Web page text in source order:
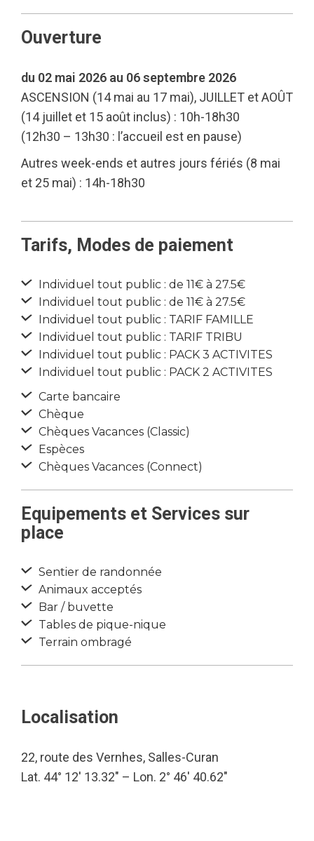
Ouverture
du 02 mai 2026 au 06 septembre 2026
ASCENSION (14 mai au 17 mai), JUILLET et AOÛT
(14 juillet et 15 août inclus) : 10h-18h30
(12h30 – 13h30 : l’accueil est en pause)
Autres week-ends et autres jours fériés (8 mai
et 25 mai) : 14h-18h30
Tarifs, Modes de paiement
Individuel tout public : de 11€ à 27.5€
Individuel tout public : de 11€ à 27.5€
Individuel tout public : TARIF FAMILLE
Individuel tout public : TARIF TRIBU
Individuel tout public : PACK 3 ACTIVITES
Individuel tout public : PACK 2 ACTIVITES
Carte bancaire
Chèque
Chèques Vacances (Classic)
Espèces
Chèques Vacances (Connect)
Equipements et Services sur
place
Sentier de randonnée
Animaux acceptés
Bar / buvette
Tables de pique-nique
Terrain ombragé
Localisation
22, route des Vernhes, Salles-Curan
Lat. 44° 12′ 13.32″ – Lon. 2° 46′ 40.62″